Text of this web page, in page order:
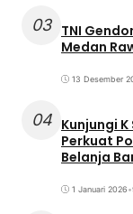
03 TNI
Medan
13 Desember
04 Kunjungi K
Perkuat
Belanja
1 Januari 2026•